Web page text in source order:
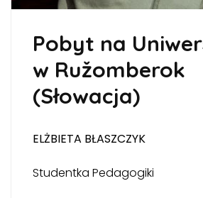
Pobyt na
w Ružomberok
(Słowacja)
ELŻBIETA BŁASZCZYK
Studentka Pedagogiki